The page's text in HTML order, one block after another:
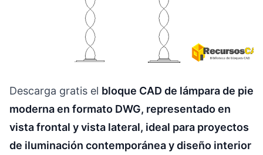
Descarga gratis el bloque CAD de lámpara de pie
moderna en formato DWG, representado en
vista frontal y vista lateral, ideal para proyectos
de iluminación contemporánea y diseño interior